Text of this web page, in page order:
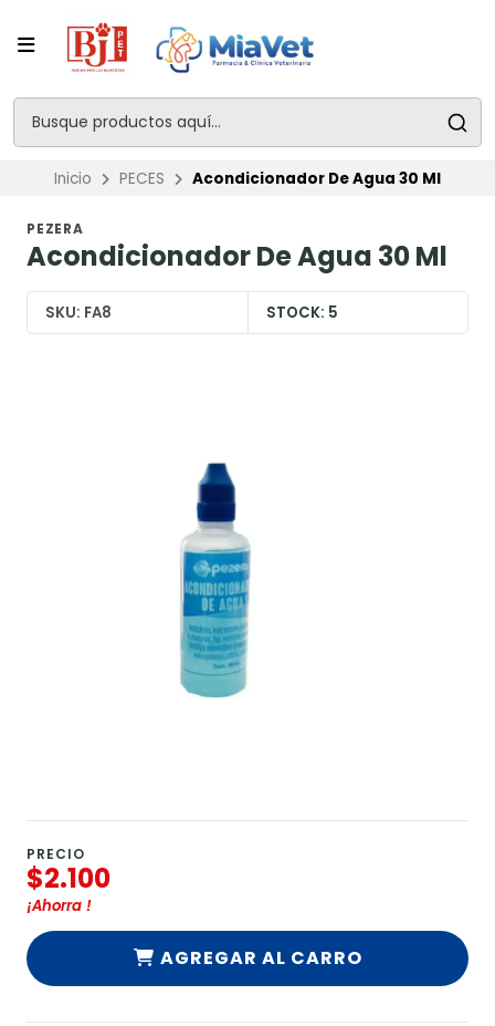
Inicio PECES Acondicionador De Agua 30 Ml
PEZERA
Acondicionador De Agua 30 Ml
SKU: FA8 STOCK: 5
PRECIO
$2.100
¡Ahorra !
AGREGAR AL CARRO